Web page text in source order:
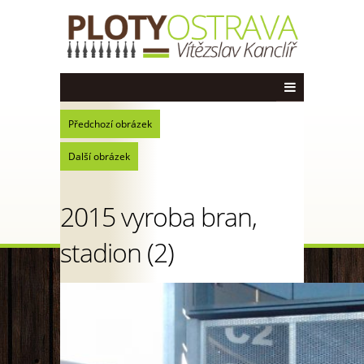
Předchozí obrázek
Další obrázek
2015 vyroba bran,
stadion (2)